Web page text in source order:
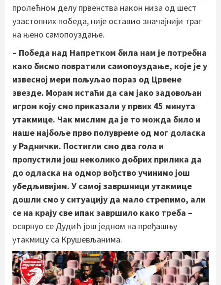
пролећном делу првенства након низа од шест
узастопних победа, није оставио значајнији траг
на њено самопоуздање.
– Победа над Напретком била нам је потребна
како бисмо повратили самопоуздање, које је у
извесној мери пољуљао пораз од Црвене
звезде. Морам истаћи да сам јако задовољан
игром коју смо приказали у првих 45 минута
утакмице. Чак мислим да је то можда било и
наше најбоље прво полувреме од мог доласка
у Раднички. Постигли смо два гола и
пропустили још неколико добрих прилика да
до одласка на одмор вођство учинимо још
убедљивијим. У самој завршници утакмице
дошли смо у ситуацију да мало стрепимо, али
се на крају све ипак завршило како треба –
осврнуо се Дудић још једном на пређашњу
утакмицу са Крушевљанима.